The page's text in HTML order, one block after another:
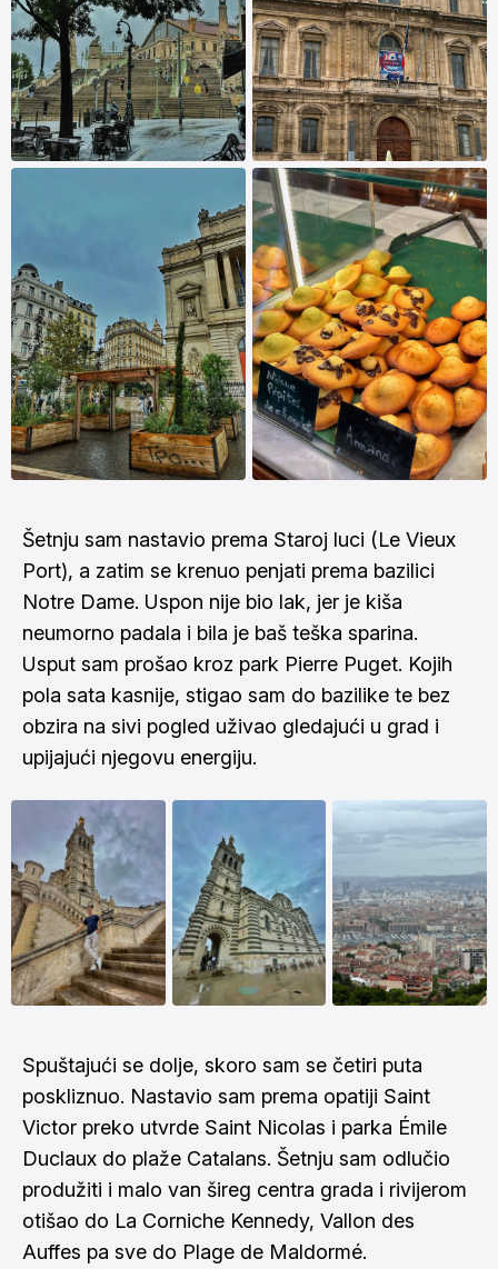
Šetnju sam nastavio prema Staroj luci (Le Vieux
Port), a zatim se krenuo penjati prema bazilici
Notre Dame. Uspon nije bio lak, jer je kiša
neumorno padala i bila je baš teška sparina.
Usput sam prošao kroz park Pierre Puget. Kojih
pola sata kasnije, stigao sam do bazilike te bez
obzira na sivi pogled uživao gledajući u grad i
upijajući njegovu energiju.
Spuštajući se dolje, skoro sam se četiri puta
poskliznuo. Nastavio sam prema opatiji Saint
Victor preko utvrde Saint Nicolas i parka Émile
Duclaux do plaže Catalans. Šetnju sam odlučio
produžiti i malo van šireg centra grada i rivijerom
otišao do La Corniche Kennedy, Vallon des
Auffes pa sve do Plage de Maldormé.